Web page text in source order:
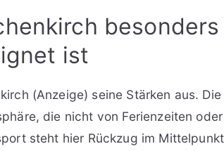
ist
(Anzeige) seine Stärken aus.
die nicht von Ferienzeiten oder
steht hier Rückzug im